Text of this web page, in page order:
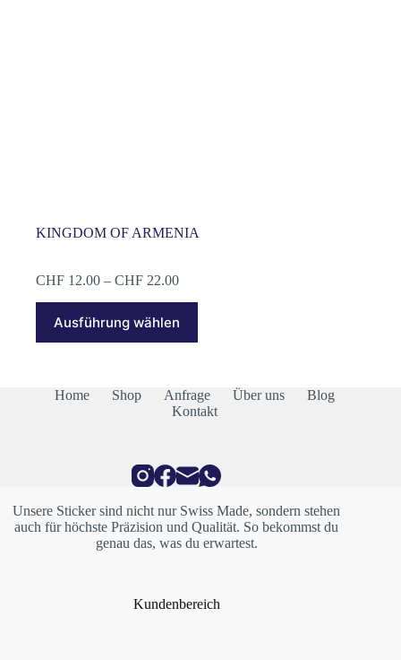
KINGDOM OF ARMENIA
CHF 12.00 – CHF 22.00Preisspanne:
CHF 22.00
Ausführung wählen
Produkt
weist
auf.
gewählt
werden
Home Shop Anfrage Über uns
Blog
Kontakt
Unsere Sticker sind nicht nur Swiss Made, sondern stehen
auch für höchste Präzision und Qualität. So bekommst du
genau das, was du erwartest.
Kundenbereich